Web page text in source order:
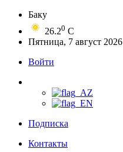
Баку
26.20 C
Пятница, 7 август 2026
Войти
Подписка
Контакты